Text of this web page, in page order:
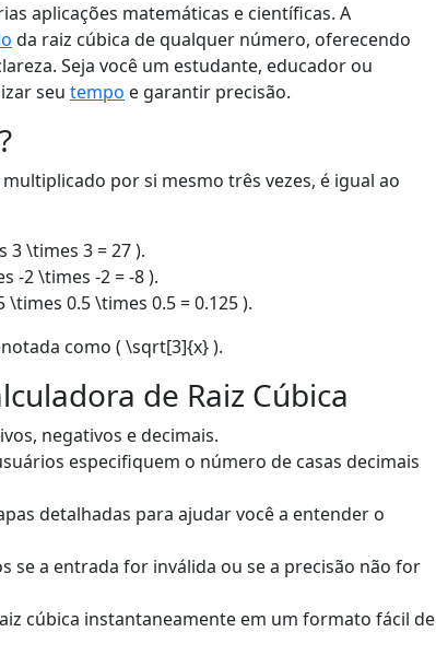
aplicações matemáticas e científicas. A
da raiz cúbica de qualquer número, oferecendo
Seja você um estudante, educador ou
seu tempo e garantir precisão.
por si mesmo três vezes, é igual ao
3 \times 3 = 27 ).
-2 \times -2 = -8 ).
\times 0.5 \times 0.5 = 0.125 ).
como ( \sqrt[3]{x} ).
de Raiz Cúbica
negativos e decimais.
especifiquem o número de casas decimais
detalhadas para ajudar você a entender o
se a entrada for inválida ou se a precisão não for
cúbica instantaneamente em um formato fácil de